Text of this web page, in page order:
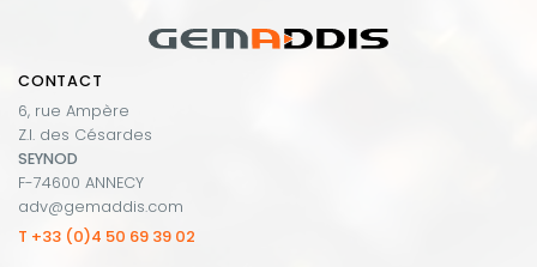
CONTACT
6, rue Ampère
Z.I. des Césardes
SEYNOD
F-74600 ANNECY
adv@gemaddis.com
T +33 (0)4 50 69 39 02